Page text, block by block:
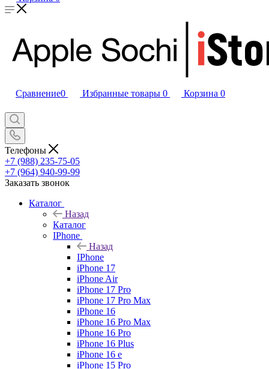
Сравнение0 Избранные товары 0 Корзина 0
Телефоны
+7 (988) 235-75-05
+7 (964) 940-99-99
Заказать звонок
Каталог
Назад
Каталог
IPhone
Назад
IPhone
iPhone 17
iPhone Air
iPhone 17 Pro
iPhone 17 Pro Max
iPhone 16
iPhone 16 Pro Max
iPhone 16 Pro
iPhone 16 Plus
iPhone 16 e
iPhone 15 Pro